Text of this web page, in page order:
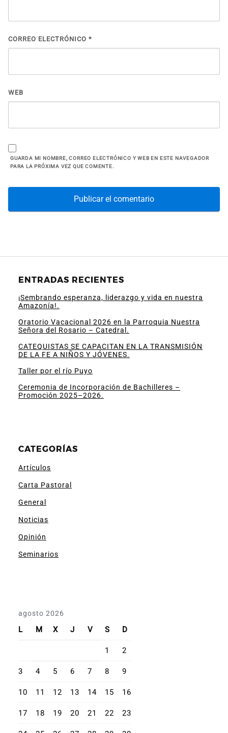
CORREO ELECTRÓNICO *
WEB
GUARDA MI NOMBRE, CORREO ELECTRÓNICO Y WEB EN ESTE NAVEGADOR
PARA LA PRÓXIMA VEZ QUE COMENTE.
ENTRADAS RECIENTES
¡Sembrando esperanza, liderazgo y vida en nuestra
Amazonía!.
Oratorio Vacacional 2026 en la Parroquia Nuestra
Señora del Rosario – Catedral.
CATEQUISTAS SE CAPACITAN EN LA TRANSMISIÓN
DE LA FE A NIÑOS Y JÓVENES.
Taller por el río Puyo
Ceremonia de Incorporación de Bachilleres –
Promoción 2025–2026.
CATEGORÍAS
Artículos
Carta Pastoral
General
Noticias
Opinión
Seminarios
agosto 2026
L M X J V S D
1 2
3 4 5 6 7 8 9
10 11 12 13 14 15 16
17 18 19 20 21 22 23